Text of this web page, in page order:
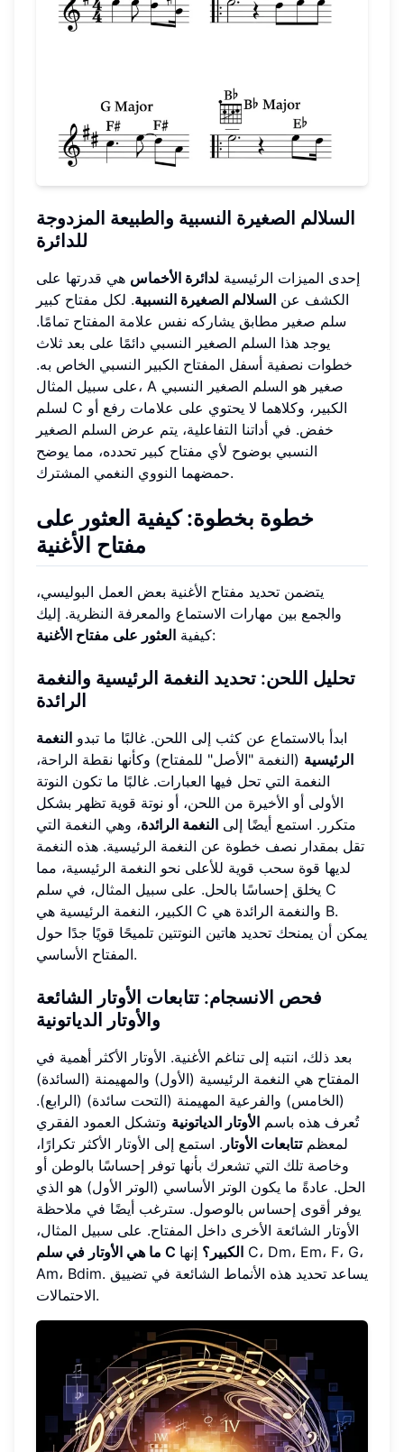
السلالم الصغيرة النسبية والطبيعة المزدوجة
للدائرة
إحدى الميزات الرئيسية لدائرة الأخماس هي قدرتها على
الكشف عن السلالم الصغيرة النسبية. لكل مفتاح كبير
سلم صغير مطابق يشاركه نفس علامة المفتاح تمامًا.
يوجد هذا السلم الصغير النسبي دائمًا على بعد ثلاث
خطوات نصفية أسفل المفتاح الكبير النسبي الخاص به.
على سبيل المثال، A صغير هو السلم الصغير النسبي
لسلم C الكبير، وكلاهما لا يحتوي على علامات رفع أو
خفض. في أداتنا التفاعلية، يتم عرض السلم الصغير
النسبي بوضوح لأي مفتاح كبير تحدده، مما يوضح
حمضهما النووي النغمي المشترك.
خطوة بخطوة: كيفية العثور على
مفتاح الأغنية
يتضمن تحديد مفتاح الأغنية بعض العمل البوليسي،
والجمع بين مهارات الاستماع والمعرفة النظرية. إليك
كيفية العثور على مفتاح الأغنية :
تحليل اللحن: تحديد النغمة الرئيسية والنغمة
الرائدة
ابدأ بالاستماع عن كثب إلى اللحن. غالبًا ما تبدو النغمة
الرئيسية (النغمة "الأصل" للمفتاح) وكأنها نقطة الراحة،
النغمة التي تحل فيها العبارات. غالبًا ما تكون النوتة
الأولى أو الأخيرة من اللحن، أو نوتة قوية تظهر بشكل
متكرر. استمع أيضًا إلى النغمة الرائدة، وهي النغمة التي
تقل بمقدار نصف خطوة عن النغمة الرئيسية. هذه النغمة
لديها قوة سحب قوية للأعلى نحو النغمة الرئيسية، مما
يخلق إحساسًا بالحل. على سبيل المثال، في سلم C
الكبير، النغمة الرئيسية هي C والنغمة الرائدة هي B.
يمكن أن يمنحك تحديد هاتين النوتتين تلميحًا قويًا جدًا حول
المفتاح الأساسي.
فحص الانسجام: تتابعات الأوتار
الشائعة
والأوتار الدياتونية
بعد ذلك، انتبه إلى تناغم الأغنية. الأوتار الأكثر أهمية في
المفتاح هي النغمة الرئيسية (الأول) والمهيمنة (السائدة)
(الخامس) والفرعية المهيمنة (التحت سائدة) (الرابع).
تُعرف هذه باسم الأوتار الدياتونية وتشكل العمود الفقري
لمعظمتتابعات الأوتار . استمع إلى الأوتار الأكثر تكرارًا،
وخاصة تلك التي تشعرك بأنها توفر إحساسًا بالوطن أو
الحل. عادةً ما يكون الوتر الأساسي (الوتر الأول) هو الذي
يوفر أقوى إحساس بالوصول. سترغب أيضًا في ملاحظة
الأوتار الشائعة الأخرى داخل المفتاح. على سبيل المثال،
ما هي الأوتار في سلم C الكبير؟ إنها C، Dm، Em، F، G،
Am، Bdim. يساعد تحديد هذه الأنماط الشائعة في تضييق
الاحتمالات.